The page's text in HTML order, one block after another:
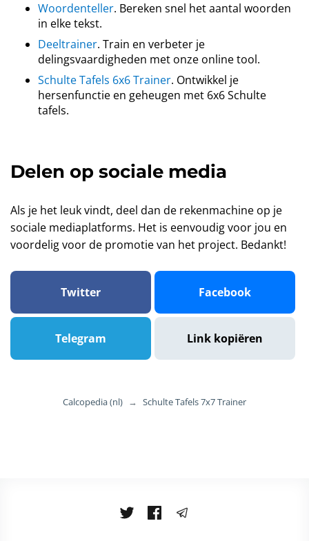
Woordenteller. Bereken snel het aantal woorden
in elke tekst.
Deeltrainer. Train en verbeter je
delingsvaardigheden met onze online tool.
Schulte Tafels 6x6 Trainer. Ontwikkel je
hersenfunctie en geheugen met 6x6 Schulte
tafels.
Delen op sociale media
Als je het leuk vindt, deel dan de rekenmachine op je
sociale mediaplatforms. Het is eenvoudig voor jou en
voordelig voor de promotie van het project. Bedankt!
Twitter Facebook
Telegram Link kopiëren
Calcopedia (nl) → Schulte Tafels 7x7 Trainer